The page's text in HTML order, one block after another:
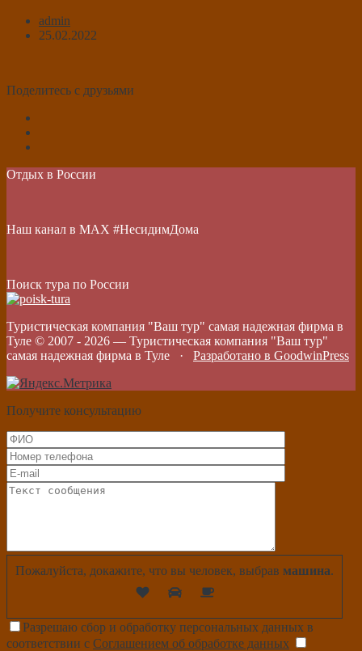
admin
25.02.2022
Поделитесь с друзьями
Отдых в России
Наш канал в МАХ #НесидимДома
Поиск тура по России
Туристическая компания "Ваш тур" самая надежная фирма в
Туле © 2007 - 2026 — Туристическая компания "Ваш тур"
самая надежная фирма в Туле · Разработано в GoodwinPress
Получите консультацию
Пожалуйста, докажите, что вы человек, выбрав машина.
Разрешаю сбор и обработку персональных данных в
соответствии с Соглашением об обработке данных